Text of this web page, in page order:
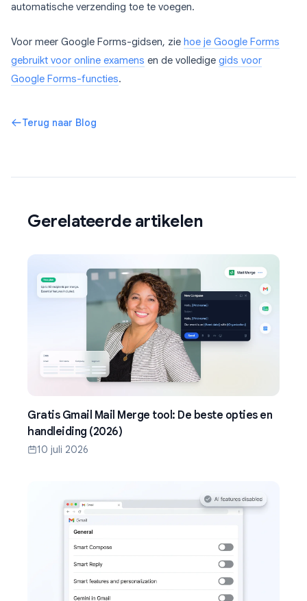
automatische verzending toe te voegen.
Voor meer Google Forms-gidsen, zie hoe je Google Forms
gebruikt voor online examens en de volledige gids voor
Google Forms-functies.
Terug naar Blog
Gerelateerde artikelen
Gratis Gmail Mail Merge tool: De beste opties en
handleiding (2026)
10 juli 2026